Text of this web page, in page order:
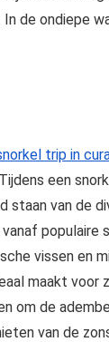
de ondiepe
trip in
een
van de
populaire
vissen en
maakt voor
om de
van de